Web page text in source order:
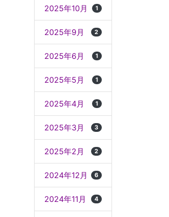
2025年10月 1
2025年9月 2
2025年6月 1
2025年5月 1
2025年4月 1
2025年3月 3
2025年2月 2
2024年12月 6
2024年11月 4